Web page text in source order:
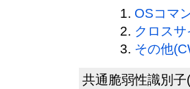
OSコマ
クロス
その他
共通脆弱性識別子